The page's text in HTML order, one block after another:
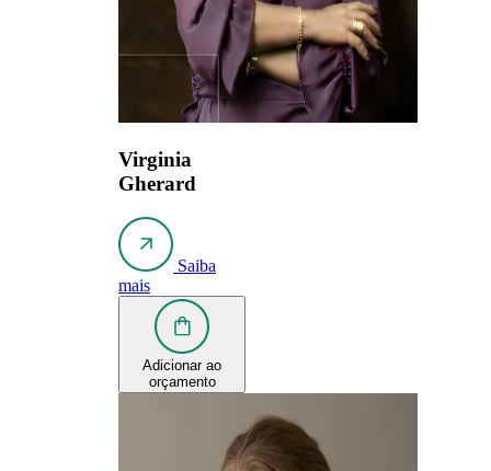
Virginia
Gherard
Saiba
mais
Adicionar ao
orçamento